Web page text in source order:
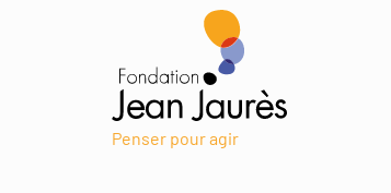
Penser pour agir